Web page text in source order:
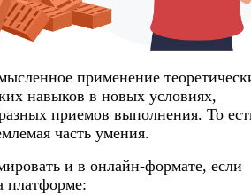
применение
навыков в новых условиях,
приемов выполнения. То
часть умения.
и в онлайн-формате, если
платформе: